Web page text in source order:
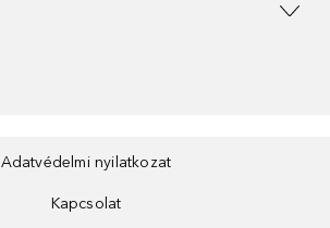
Adatvédelmi nyilatkozat
Kapcsolat